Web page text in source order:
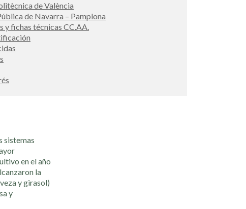
de València
de Navarra – Pamplona
y fichas técnicas CC.AA.
sistemas
en el año
la
y girasol)
y